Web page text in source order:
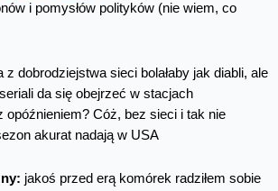
i pomysłów polityków (nie wiem, co
z dobrodziejstwa sieci bolałaby jak diabli, ale
da się obejrzeć w stacjach
opóźnieniem? Cóż, bez sieci i tak nie
akurat nadają w USA
jakoś przed erą komórek radziłem sobie